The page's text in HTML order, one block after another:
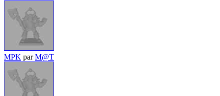
MPK parM@T